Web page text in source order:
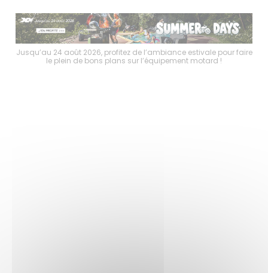
Jusqu’au 24 août 2026, profitez de l’ambiance estivale pour faire
le plein de bons plans sur l’équipement motard !